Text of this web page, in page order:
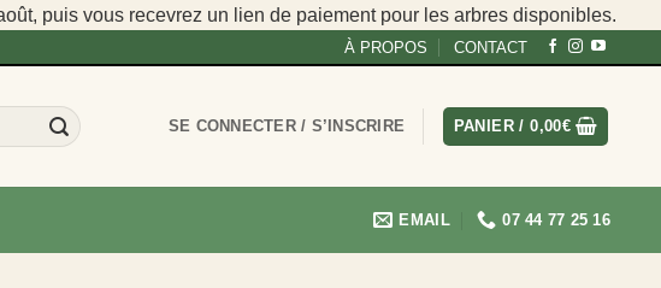
puis vous recevrez un lien de paiement pour les arbres disponibles.
À PROPOS CONTACT
SE CONNECTER / S’INSCRIRE PANIER /0,00€
EMAIL 07 44 77 25 16